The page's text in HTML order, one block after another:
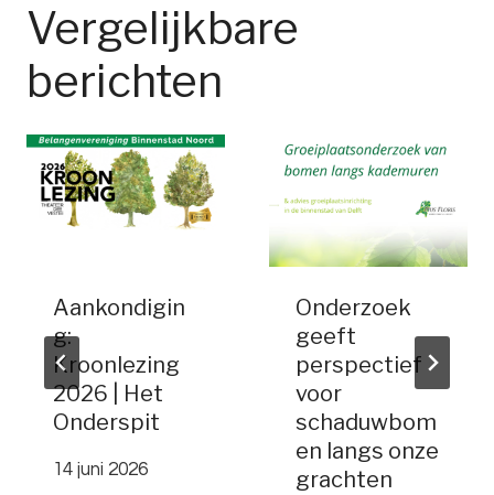
Vergelijkbare
berichten
Aankondigin
g:
Kroonlezing
2026 | Het
Onderspit
14 juni 2026
Onderzoek
geeft
perspectief
voor
schaduwbom
en langs onze
grachten